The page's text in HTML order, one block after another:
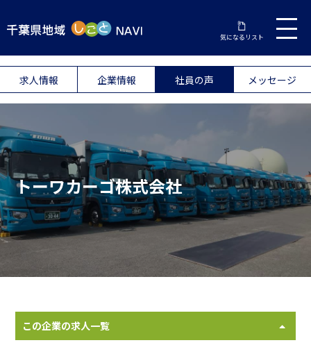
気になるリスト
求人情報 企業情報 社員の声 メッセージ
トーワカーゴ株式会社
この企業の求人一覧